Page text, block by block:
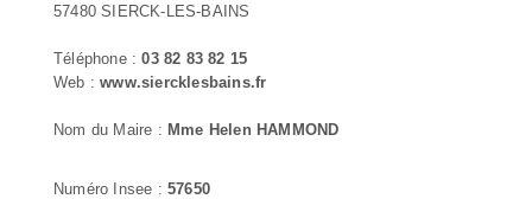
57480 SIERCK-LES-BAINS
Téléphone :03 82 83 82 15
Web :www.siercklesbains.fr
Nom du Maire : Mme Helen HAMMOND
Numéro Insee : 57650